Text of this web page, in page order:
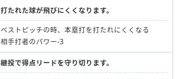
打たれた球が飛びにくくなります。
ベストピッチの時、本塁打を打たれにくくなる
相手打者のパワー-3
継投で得点リードを守り切ります。